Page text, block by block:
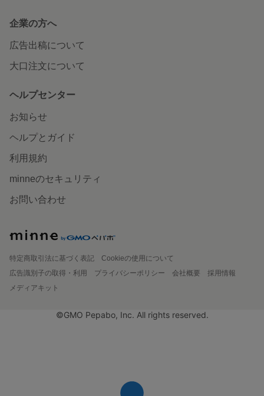
企業の方へ
広告出稿について
大口注文について
ヘルプセンター
お知らせ
ヘルプとガイド
利用規約
minneのセキュリティ
お問い合わせ
特定商取引法に基づく表記
Cookieの使用について
広告識別子の取得・利用
プライバシーポリシー 会社概要
採用情報
メディアキット
©GMO Pepabo, Inc. All rights reserved.